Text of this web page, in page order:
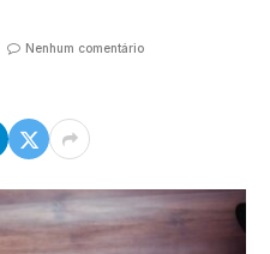
Nenhum comentário